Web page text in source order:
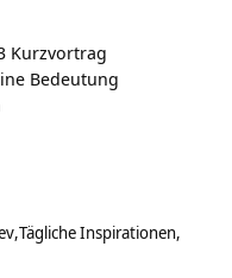
Kurzvortrag
Bedeutung
Tägliche Inspirationen